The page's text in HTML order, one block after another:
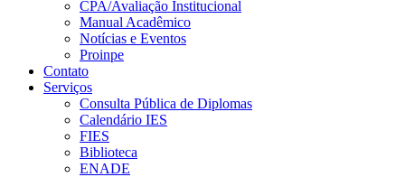
CPA/Avaliação Institucional
Manual Acadêmico
Notícias e Eventos
Proinpe
Contato
Serviços
Consulta Pública de Diplomas
Calendário IES
FIES
Biblioteca
ENADE